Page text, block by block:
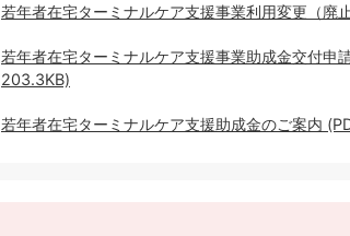
若年者在宅ターミナルケア支援事業利用変更（
若年者在宅ターミナルケア支援事業助成金交付申
203.3KB)
若年者在宅ターミナルケア支援助成金のご案内